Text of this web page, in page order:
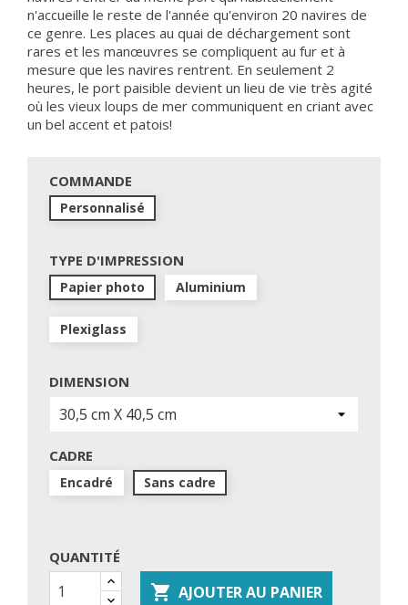
n'accueille le reste de l'année qu'environ 20 navires de
ce genre. Les places au quai de déchargement sont
rares et les manœuvres se compliquent au fur et à
mesure que les navires rentrent. En seulement 2
heures, le port paisible devient un lieu de vie très agité
où les vieux loups de mer communiquent en criant avec
un bel accent et patois!
COMMANDE
Personnalisé
TYPE D'IMPRESSION
Papier photo Aluminium
Plexiglass
DIMENSION
CADRE
Encadré Sans cadre
QUANTITÉ
 AJOUTER AU PANIER